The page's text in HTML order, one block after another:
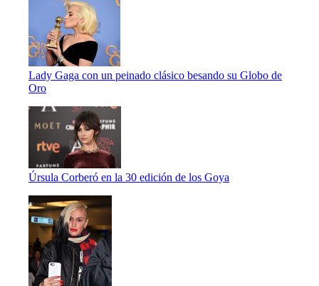
Lady Gaga con un peinado clásico besando su Globo de
Oro
Úrsula Corberó en la 30 edición de los Goya